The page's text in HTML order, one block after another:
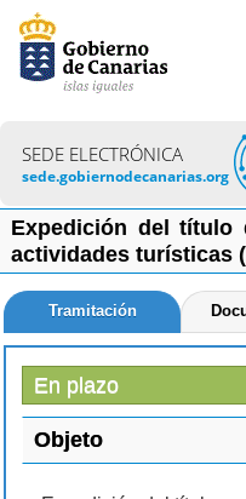
SEDE ELECTRÓNICA
sede.gobiernodecanarias.org
Expedición del título
actividades turísticas
Tramitación
En plazo
Objeto